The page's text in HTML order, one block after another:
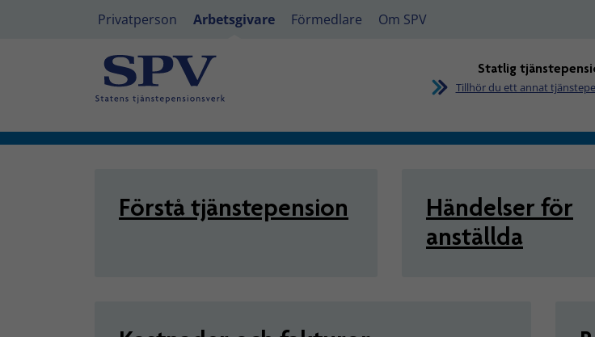
Privatperson Arbetsgivare Förmedlare Om SPV
Statlig
Tillhör du ett annat
Arbetsgivare - Statlig tjänstepension
Förstå tjänstepension
Händelser för
anställda